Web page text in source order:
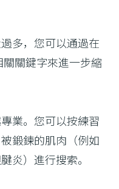
多，您可以通過在
關鍵字來進一步縮
業。您可以按練習
鍛鍊的肌肉（例如
炎）進行搜索。